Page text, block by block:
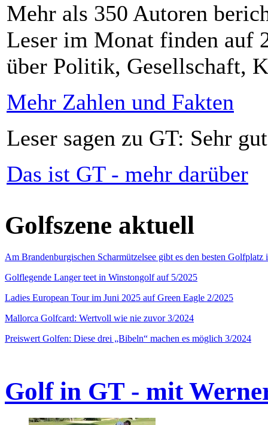
Mehr als 350 Autoren
Leser im Monat finden auf
über Politik, Gesellschaft,
Mehr Zahlen und Fakten
Leser sagen zu GT: Sehr
Das ist GT - mehr darüber
Golfszene aktuell
Am Brandenburgischen Scharmützelsee gibt es den besten
Golflegende Langer teet in Winstongolf auf 5/2025
Ladies European Tour im Juni 2025 auf Green Eagle 2/2025
Mallorca Golfcard: Wertvoll wie nie zuvor 3/2024
Preiswert Golfen: Diese drei „Bibeln“ machen es möglich 3/2024
Golf in GT - mit